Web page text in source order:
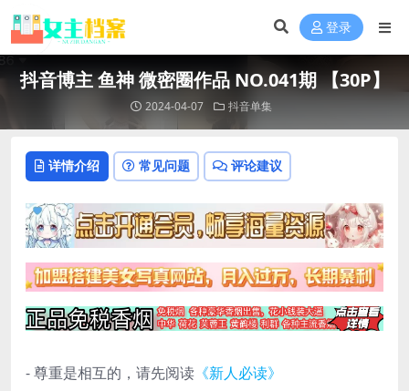
登录
抖音博主 鱼神 微密圈作品 NO.041期 【30P】
2024-04-07 抖音单集
详情介绍 常见问题 评论建议
- 尊重是相互的，请先阅读 《新人必读》